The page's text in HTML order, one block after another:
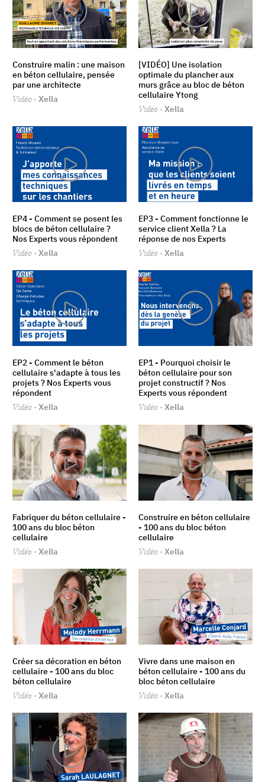
Construire malin : une maison
en béton cellulaire, pensée
par une architecte
Vidéo · Xella
[VIDÉO] Une isolation
optimale du plancher aux
murs grâce au bloc de béton
cellulaire Ytong
Vidéo · Xella
EP4 - Comment se posent les
blocs de béton cellulaire ?
Nos Experts vous répondent
Vidéo · Xella
EP3 - Comment fonctionne le
service client Xella ? La
réponse de nos Experts
Vidéo · Xella
EP2 - Comment le béton
cellulaire s'adapte à tous les
projets ? Nos Experts vous
répondent
Vidéo · Xella
EP1 - Pourquoi choisir le
béton cellulaire pour son
projet constructif ? Nos
Experts vous répondent
Vidéo · Xella
Fabriquer du béton cellulaire -
100 ans du bloc béton
cellulaire
Vidéo · Xella
Construire en béton cellulaire
- 100 ans du bloc béton
cellulaire
Vidéo · Xella
Créer sa décoration en béton
cellulaire - 100 ans du bloc
béton cellulaire
Vidéo · Xella
Vivre dans une maison en
béton cellulaire - 100 ans du
bloc béton cellulaire
Vidéo · Xella